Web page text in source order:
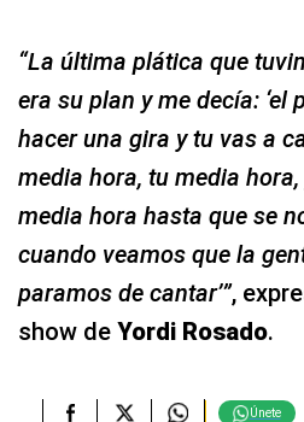
“La última plática que
era su plan y me decía:
hacer una gira y tu vas a
media hora, tu media
media hora hasta que se
cuando veamos que la
paramos de cantar’”,
show de Yordi Rosado.
Únete